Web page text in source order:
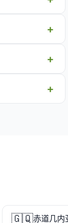
🇬🇶赤道几内